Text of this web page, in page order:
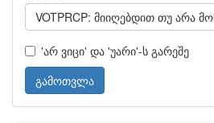
VOTPRCP: მიიღებდით თუ არა
'არ ვიცი' და 'უარი'-ს გარეშე
გამოთვლა